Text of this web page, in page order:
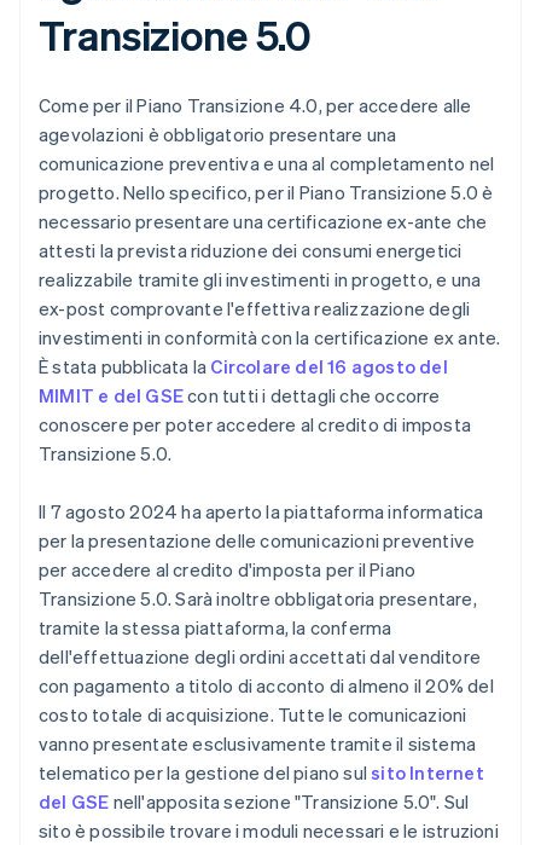
Transizione 5.0
Come per il Piano Transizione 4.0, per accedere alle
agevolazioni è obbligatorio presentare una
comunicazione preventiva e una al completamento nel
progetto. Nello specifico, per il Piano Transizione 5.0 è
necessario presentare una certificazione ex-ante che
attesti la prevista riduzione dei consumi energetici
realizzabile tramite gli investimenti in progetto, e una
ex-post comprovante l'effettiva realizzazione degli
investimenti in conformità con la certificazione ex ante.
È stata pubblicata la Circolare del 16 agosto del
MIMIT e del GSEcon tutti i dettagli che occorre
conoscere per poter accedere al credito di imposta
Transizione 5.0.
Il 7 agosto 2024 ha aperto la piattaforma informatica
per la presentazione delle comunicazioni preventive
per accedere al credito d'imposta per il Piano
Transizione 5.0. Sarà inoltre obbligatoria presentare,
tramite la stessa piattaforma, la conferma
dell'effettuazione degli ordini accettati dal venditore
con pagamento a titolo di acconto di almeno il 20% del
costo totale di acquisizione. Tutte le comunicazioni
vanno presentate esclusivamente tramite il sistema
telematico per la gestione del piano sulsito Internet
del GSE nell'apposita sezione "Transizione 5.0". Sul
sito è possibile trovare i moduli necessari e le istruzioni